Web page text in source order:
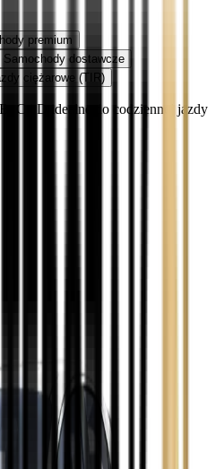
premium
Samochody dostawcze
ciężarowe (TIR)
C i D idealne do codziennej jazdy